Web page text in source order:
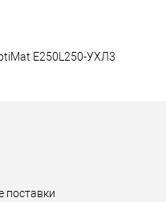
E250L250-УХЛ3
поставки